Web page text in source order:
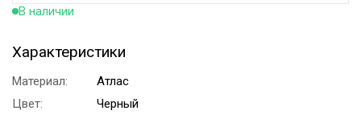
В наличии
Характеристики
Материал:
Атлас
Цвет:
Черный